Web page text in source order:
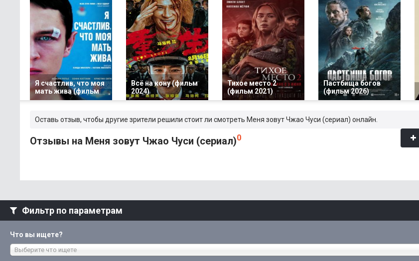
Я счастлив, что моя
мать жива (фильм
Всё на кону (фильм
2024)
Тихое место 2
(фильм 2021)
Пастбища богов
(фильм 2026)
Оставь отзыв, чтобы другие зрители решили стоит ли смотреть Меня зовут Чжао Чуси (сериал) онлайн.
Отзывы на Меня зовут Чжао Чуси (сериал)0
Фильтр по параметрам
Что вы ищете?
Выберите что ищете